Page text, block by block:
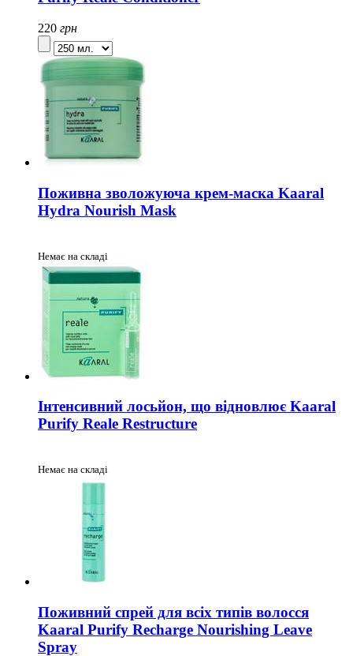
220 грн
Поживна зволожуюча крем-маска Kaaral
Hydra Nourish Mask
Немає на складі
Інтенсивний лосьйон, що відновлює Kaaral
Purify Reale Restructure
Немає на складі
Поживний спрей для всіх типів волосся
Kaaral Purify Recharge Nourishing Leave
Spray